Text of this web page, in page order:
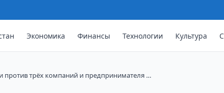
Экономика Финансы Технологии Культура
против трёх компаний и предпринимателя …